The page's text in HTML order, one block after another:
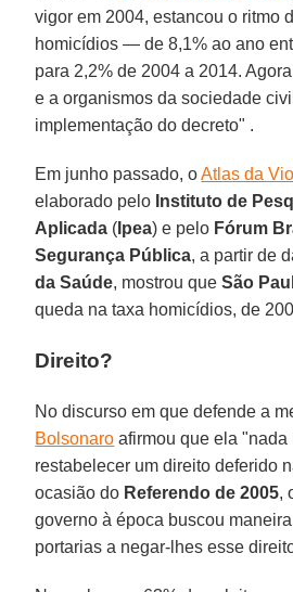
vigor em 2004, estancou o ritmo
homicídios — de 8,1% ao ano
para 2,2% de 2004 a 2014.
e a organismos da sociedade
implementação do decreto" .
Em junho passado, oAtlas da
elaborado pelo Instituto de
Aplicada ( Ipea) e pelo Fórum
Segurança Pública, a partir de
da Saúde, mostrou queSão
queda na taxa homicídios, de
Direito?
No discurso em que defende a
Bolsonaro afirmou que ela "nada
restabelecer um direito deferido
ocasião do Referendo de 2005,
governo à época buscou
portarias a negar-lhes esse